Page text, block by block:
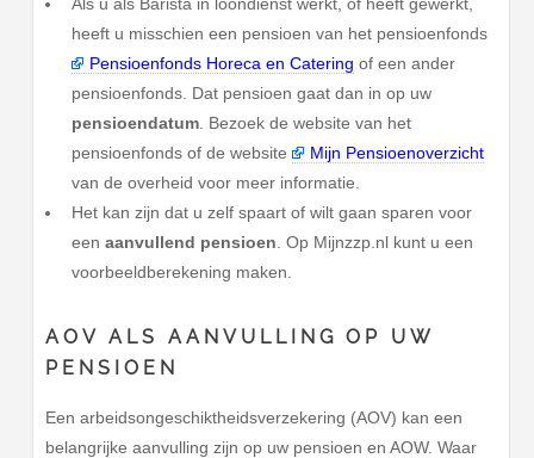
Als u als Barista in loondienst werkt, of heeft gewerkt,
heeft u misschien een pensioen van het pensioenfonds
Pensioenfonds Horeca en Catering of een ander
pensioenfonds. Dat pensioen gaat dan in op uw
pensioendatum. Bezoek de website van het
pensioenfonds of de website
Mijn Pensioenoverzicht
van de overheid voor meer informatie.
Het kan zijn dat u zelf spaart of wilt gaan sparen voor
een aanvullend pensioen. Op Mijnzzp.nl kunt u een
voorbeeldberekening maken.
AOV ALS AANVULLING OP UW
PENSIOEN
Een arbeidsongeschiktheidsverzekering (AOV) kan een
belangrijke aanvulling zijn op uw pensioen en AOW. Waar